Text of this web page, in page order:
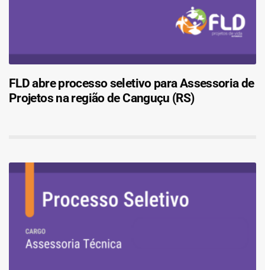
FLD abre processo seletivo para Assessoria de
Projetos na região de Canguçu (RS)